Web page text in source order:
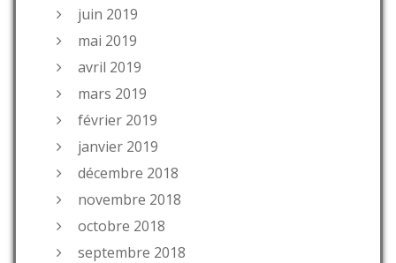
juin 2019
mai 2019
avril 2019
mars 2019
février 2019
janvier 2019
décembre 2018
novembre 2018
octobre 2018
septembre 2018